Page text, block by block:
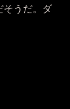
そうだ。ダ